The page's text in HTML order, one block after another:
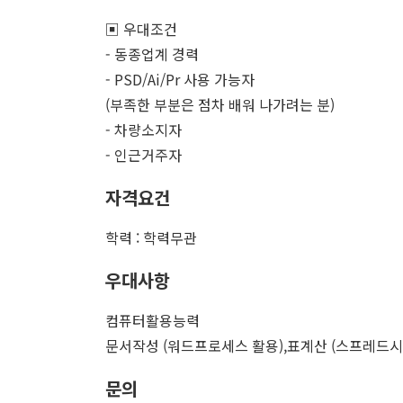
▣ 우대조건
- 동종업계 경력
- PSD/Ai/Pr 사용 가능자
(부족한 부분은 점차 배워 나가려는 분)
- 차량소지자
- 인근거주자
자격요건
학력 : 학력무관
우대사항
컴퓨터활용능력
문서작성 (워드프로세스 활용),표계산 (스프레드
문의